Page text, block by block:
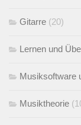
Gitarre (20)
Lernen und
Musiksoftware
Musiktheorie